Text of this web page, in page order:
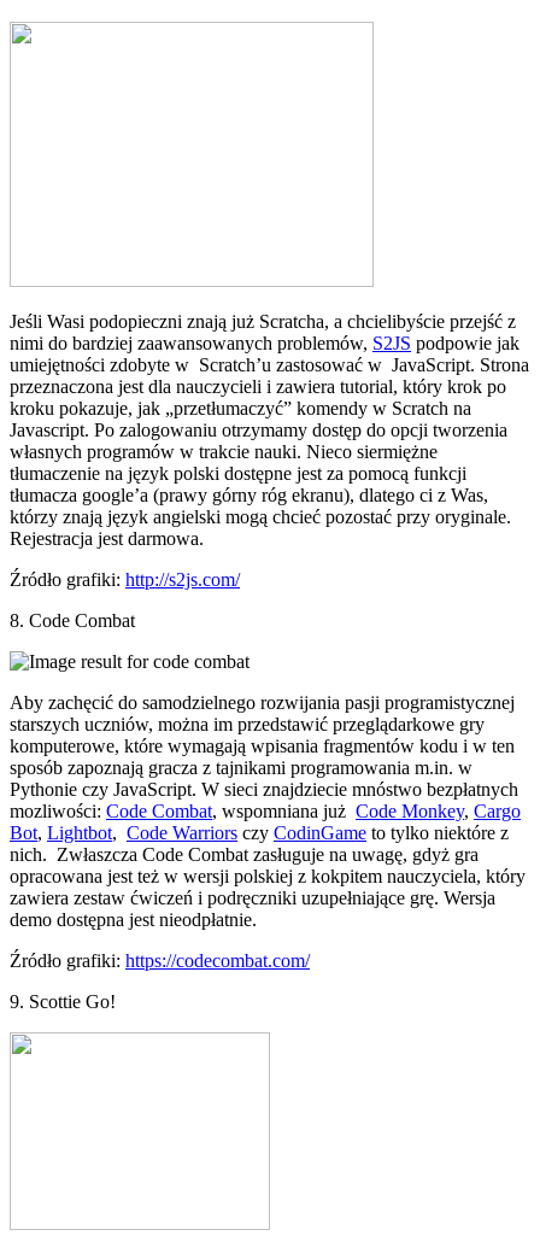
Jeśli Wasi podopieczni znają już Scratcha, a chcielibyście przejść z
nimi do bardziej zaawansowanych problemów, S2JS podpowie jak
umiejętności zdobyte w Scratch’u zastosować w JavaScript. Strona
przeznaczona jest dla nauczycieli i zawiera tutorial, który krok po
kroku pokazuje, jak „przetłumaczyć” komendy w Scratch na
Javascript. Po zalogowaniu otrzymamy dostęp do opcji tworzenia
własnych programów w trakcie nauki. Nieco siermiężne
tłumaczenie na język polski dostępne jest za pomocą funkcji
tłumacza google’a (prawy górny róg ekranu), dlatego ci z Was,
którzy znają język angielski mogą chcieć pozostać przy oryginale.
Rejestracja jest darmowa.
Źródło grafiki: http://s2js.com/
8. Code Combat
Aby zachęcić do samodzielnego rozwijania pasji programistycznej
starszych uczniów, można im przedstawić przeglądarkowe gry
komputerowe, które wymagają wpisania fragmentów kodu i w ten
sposób zapoznają gracza z tajnikami programowania m.in. w
Pythonie czy JavaScript. W sieci znajdziecie mnóstwo bezpłatnych
mozliwości: Code Combat, wspomniana już Code Monkey, Cargo
Bot, Lightbot, Code Warriors czy CodinGame to tylko niektóre z
nich. Zwłaszcza Code Combat zasługuje na uwagę, gdyż gra
opracowana jest też w wersji polskiej z kokpitem nauczyciela, który
zawiera zestaw ćwiczeń i podręczniki uzupełniające grę. Wersja
demo dostępna jest nieodpłatnie.
Źródło grafiki: https://codecombat.com/
9. Scottie Go!